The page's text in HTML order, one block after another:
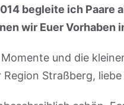
begleite ich
wir Euer
und die
Straßberg,